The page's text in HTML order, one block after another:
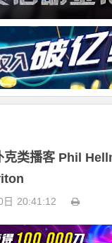
克类播客 Phil
20:41:12